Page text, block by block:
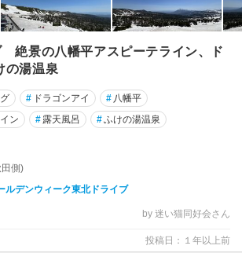
絶景の八幡平アスピーテライン、ド
の湯温泉
# ドラゴンアイ # 八幡平
ン # 露天風呂 #ふけの湯温泉
側)
ルデンウィーク東北ドライブ
by 迷い猫同好会さん
投稿日：１年以上前